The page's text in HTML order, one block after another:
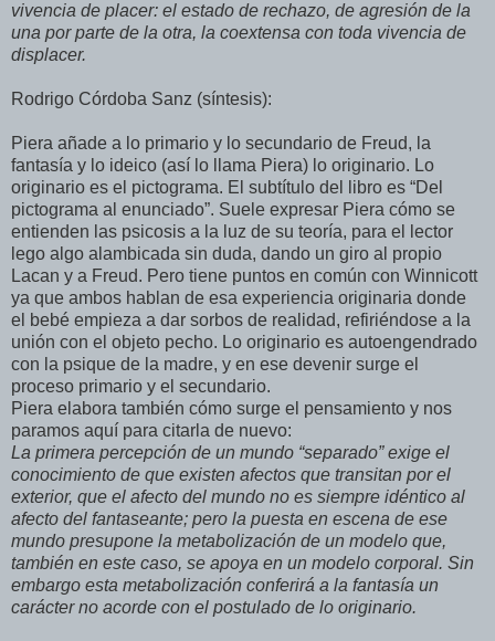
vivencia de placer: el estado de rechazo, de agresión de la
una por parte de la otra, la coextensa con toda vivencia de
displacer.
Rodrigo Córdoba Sanz (síntesis):
Piera añade a lo primario y lo secundario de Freud, la
fantasía y lo ideico (así lo llama Piera) lo originario. Lo
originario es el pictograma. El subtítulo del libro es “Del
pictograma al enunciado”. Suele expresar Piera cómo se
entienden las psicosis a la luz de su teoría, para el lector
lego algo alambicada sin duda, dando un giro al propio
Lacan y a Freud. Pero tiene puntos en común con Winnicott
ya que ambos hablan de esa experiencia originaria donde
el bebé empieza a dar sorbos de realidad, refiriéndose a la
unión con el objeto pecho. Lo originario es autoengendrado
con la psique de la madre, y en ese devenir surge el
proceso primario y el secundario.
Piera elabora también cómo surge el pensamiento y nos
paramos aquí para citarla de nuevo:
La primera percepción de un mundo “separado” exige el
conocimiento de que existen afectos que transitan por el
exterior, que el afecto del mundo no es siempre idéntico al
afecto del fantaseante; pero la puesta en escena de ese
mundo presupone la metabolización de un modelo que,
también en este caso, se apoya en un modelo corporal. Sin
embargo esta metabolización conferirá a la fantasía un
carácter no acorde con el postulado de lo originario.